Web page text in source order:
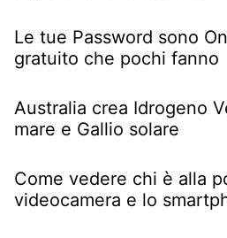
Le tue Password sono
gratuito che pochi fanno
Australia crea Idrogeno
mare e Gallio solare
Come vedere chi è alla
videocamera e lo